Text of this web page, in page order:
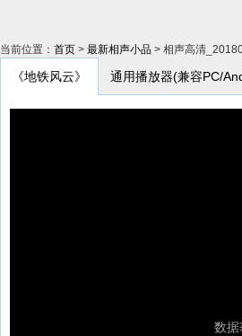
当前位置： 首页 > 最新相声小品 > 相声高清
《地铁风云》 通用播放器(兼容PC/